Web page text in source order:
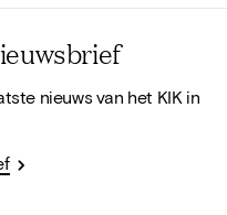
nieuws van het KIK in